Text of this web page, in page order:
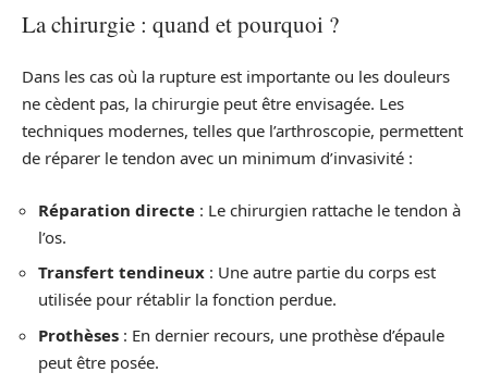
La chirurgie : quand et pourquoi ?
Dans les cas où la rupture est importante ou les douleurs
ne cèdent pas, la chirurgie peut être envisagée. Les
techniques modernes, telles que l’arthroscopie, permettent
de réparer le tendon avec un minimum d’invasivité :
Réparation directe : Le chirurgien rattache le tendon à
l’os.
Transfert tendineux : Une autre partie du corps est
utilisée pour rétablir la fonction perdue.
Prothèses : En dernier recours, une prothèse d’épaule
peut être posée.